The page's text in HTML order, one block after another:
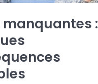
manquantes :